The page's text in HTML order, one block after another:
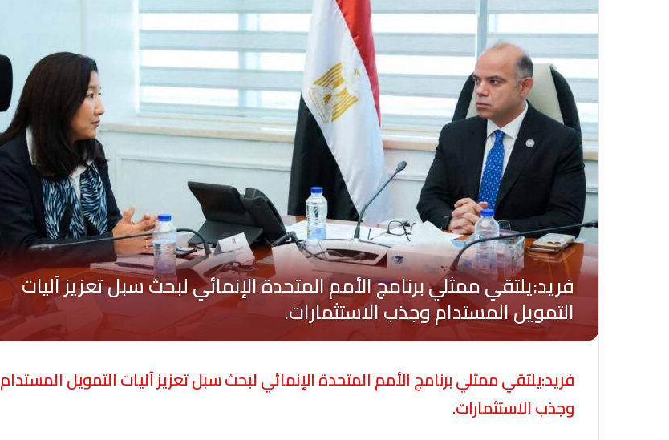
فريد:يلتقي ممثلي برنامج الأمم المتحدة الإنمائي لبحث سبل تعزيز آليات التمويل المستدام
وجذب الاستثمارات.